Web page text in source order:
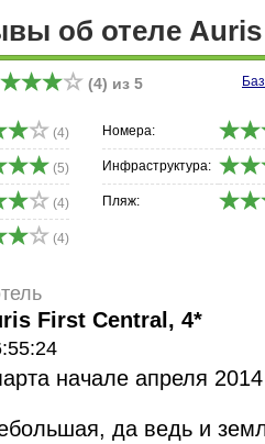
об отеле
(4) из 5
(4) Номера:
(5) Инфраструктура:
(4) Пляж:
(4)
First Central, 4*
начале апреля
да ведь и